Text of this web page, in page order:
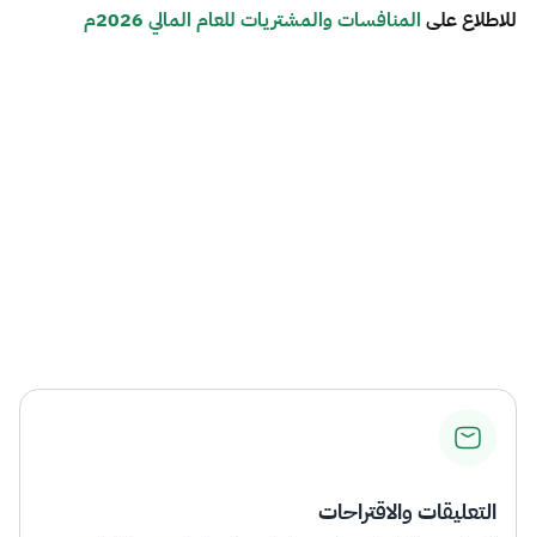
للاطلاع على المنافسات والمشتريات للعام المالي 2026م
التعليقات والاقتراحات